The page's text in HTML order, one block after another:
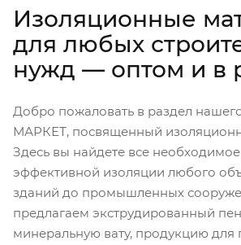
Изоляционные
для любых
нужд — оптом и в
Добро пожаловать в раздел
МАРКЕТ, посвященный
Здесь вы найдете все
эффективной изоляции любого
зданий до промышленных
предлагаем экструдированный
минеральную вату, продукцию для